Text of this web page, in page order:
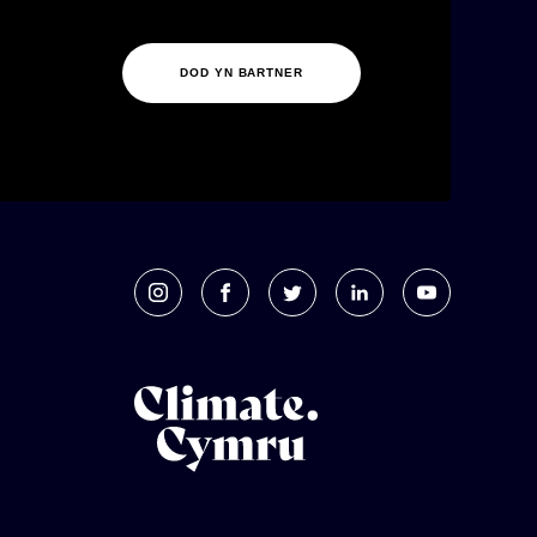
DOD YN BARTNER